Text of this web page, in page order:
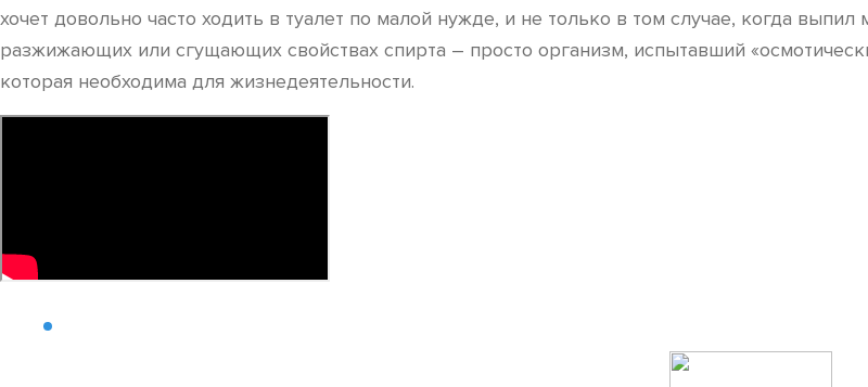
хочет довольно часто ходить в туалет по малой нужде, и не только в том случае, когда
разжижающих или сгущающих свойствах спирта – просто организм, испытавший
которая необходима для жизнедеятельности.